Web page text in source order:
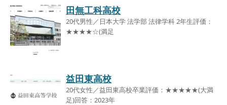
田無工科高校
20代男性／日本大学 法学部 法律学科 2年生評価：
★★★★☆(満足
益田東高校
20代女性／益田東高校卒業評価：★★★★★(大満
足)回答：2023年